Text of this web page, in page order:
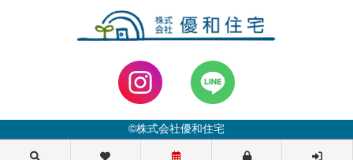
©株式会社優和住宅